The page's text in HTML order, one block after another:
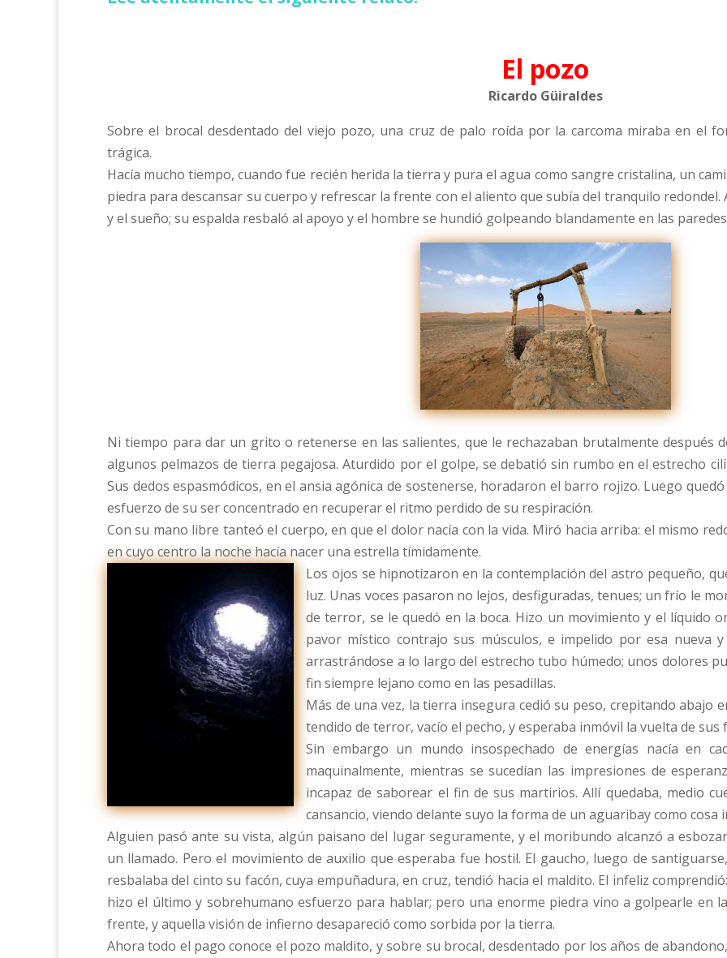
El pozo
Ricardo Güiraldes
Sobre el brocal desdentado del viejo pozo, una cruz de palo roída por la carcoma miraba en el
trágica.
Hacía mucho tiempo, cuando fue recién herida la tierra y pura el agua como sangre cristalina, un
piedra para descansar su cuerpo y refrescar la frente con el aliento que subía del tranquilo
y el sueño; su espalda resbaló al apoyo y el hombre se hundió golpeando blandamente en las
Ni tiempo para dar un grito o retenerse en las salientes, que le rechazaban brutalmente después
algunos pelmazos de tierra pegajosa. Aturdido por el golpe, se debatió sin rumbo en el estrecho
Sus dedos espasmódicos, en el ansia agónica de sostenerse, horadaron el barro rojizo. Luego
esfuerzo de su ser concentrado en recuperar el ritmo perdido de su respiración.
Con su mano libre tanteó el cuerpo, en que el dolor nacía con la vida. Miró hacia arriba: el mismo
en cuyo centro la noche hacía nacer una estrella tímidamente.
Los ojos se hipnotizaron en la contemplación del astro pequeño,
luz. Unas voces pasaron no lejos, desfiguradas, tenues; un frío le
de terror, se le quedó en la boca. Hizo un movimiento y el líquido
pavor místico contrajo sus músculos, e impelido por esa nueva
arrastrándose a lo largo del estrecho tubo húmedo; unos dolores
fin siempre lejano como en las pesadillas.
Más de una vez, la tierra insegura cedió su peso, crepitando abajo
tendido de terror, vacío el pecho, y esperaba inmóvil la vuelta de sus
Sin embargo un mundo insospechado de energías nacía en
maquinalmente, mientras se sucedían las impresiones de
incapaz de saborear el fin de sus martirios. Allí quedaba, medio
cansancio, viendo delante suyo la forma de un aguaribay como cosa
Alguien pasó ante su vista, algún paisano del lugar seguramente, y el moribundo alcanzó a esbozar
un llamado. Pero el movimiento de auxilio que esperaba fue hostil. El gaucho, luego de santiguarse,
resbalaba del cinto su facón, cuya empuñadura, en cruz, tendió hacia el maldito. El infeliz comprendió:
hizo el último y sobrehumano esfuerzo para hablar; pero una enorme piedra vino a golpearle en la
frente, y aquella visión de infierno desapareció como sorbida por la tierra.
Ahora todo el pago conoce el pozo maldito, y sobre su brocal, desdentado por los años de abandono,